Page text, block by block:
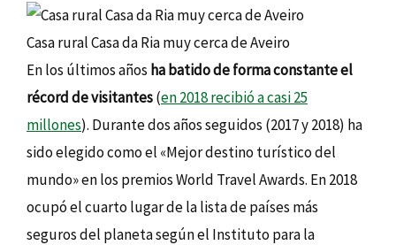
Casa rural Casa da Ria muy cerca de Aveiro
En los últimos años ha batido de forma constante el
récord de visitantes(en 2018 recibió a casi 25
millones). Durante dos años seguidos (2017 y 2018) ha
sido elegido como el «Mejor destino turístico del
mundo» en los premios World Travel Awards. En 2018
ocupó el cuarto lugar de la lista de países más
seguros del planeta según el Instituto para la